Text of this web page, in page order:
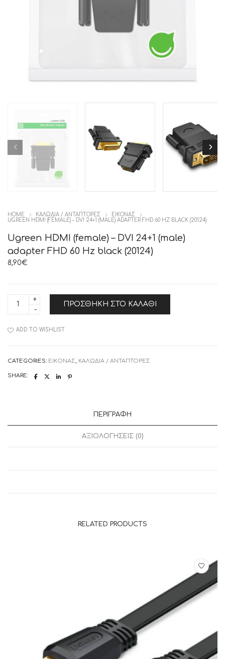
HOME ΚΑΛΩΔΙΑ / ΑΝΤΑΠΤΟΡΕΣ
ΕΙΚΟΝΑΣ
UGREEN HDMI (FEMALE) – DVI 24+1 (MALE) ADAPTER FHD 60 HZ BLACK (20124)
Ugreen HDMI (female) – DVI 24+1 (male)
adapter FHD 60 Hz black (20124)
8,90€
Ugreen
HDMI
DVI
24+1
FHD
Hz
ΠΡΟΣΘΉΚΗ ΣΤΟ ΚΑΛΆΘΙ
ADD TO WISHLIST
CATEGORIES: ΕΙΚΟΝΑΣ, ΚΑΛΩΔΙΑ / ΑΝΤΑΠΤΟΡΕΣ
SHARE:
ΠΕΡΙΓΡΑΦΉ
ΑΞΙΟΛΟΓΉΣΕΙΣ (0)
RELATED PRODUCTS